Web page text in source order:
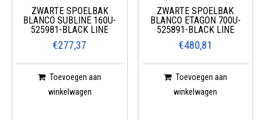
ZWARTE SPOELBAK
BLANCO SUBLINE 160U-
525981-BLACK LINE
€277,37
Toevoegen aan
winkelwagen
ZWARTE SPOELBAK
BLANCO ETAGON 700U-
525891-BLACK LINE
€480,81
Toevoegen aan
winkelwagen